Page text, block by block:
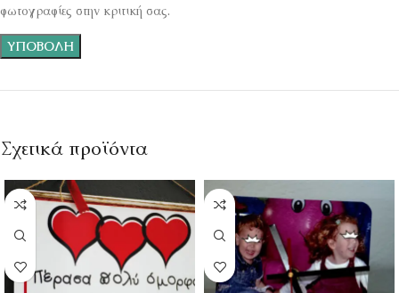
φωτογραφίες στην κριτική σας.
Σχετικά προϊόντα